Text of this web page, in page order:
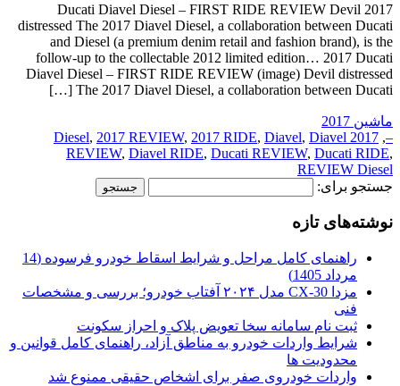
2017 Ducati Diavel Diesel – FIRST RIDE REVIEW Devil
distressed The 2017 Diavel Diesel, a collaboration between Ducati
and Diesel (a premium denim retail and fashion brand), is the
follow-up to the collectable 2012 limited edition… 2017 Ducati
Diavel Diesel – FIRST RIDE REVIEW (image) Devil distressed
The 2017 Diavel Diesel, a collaboration between Ducati […]
ماشین 2017
–
,
2017 Diesel
, 2017 REVIEW, 2017 RIDE, Diavel, Diavel
REVIEW, Diavel RIDE, Ducati REVIEW, Ducati RIDE,
REVIEW Diesel
جستجو برای:
نوشته‌های تازه
راهنمای کامل مراحل و شرایط اسقاط خودرو فرسوده (14
مرداد 1405)
مزدا CX-30 مدل ۲۰۲۴ آفتاب خودرو؛ بررسی و مشخصات
فنی
ثبت نام سامانه سخا تعویض پلاک و احراز سکونت
شرایط واردات خودرو به مناطق آزاد، راهنمای کامل قوانین و
محدودیت ها
واردات خودروی صفر برای اشخاص حقیقی ممنوع شد